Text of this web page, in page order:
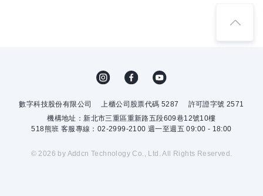
數字科技股份有限公司 上櫃公司股票代碼 5287
許可證字號 2571
機構地址：新北市三重區重新路五段609巷12號10樓
518熊班 客服專線：02-2999-2100 週一至週五 09:00 - 18:00
© 2026 by Addcn Technology Co., Ltd. All Rights Reserved.